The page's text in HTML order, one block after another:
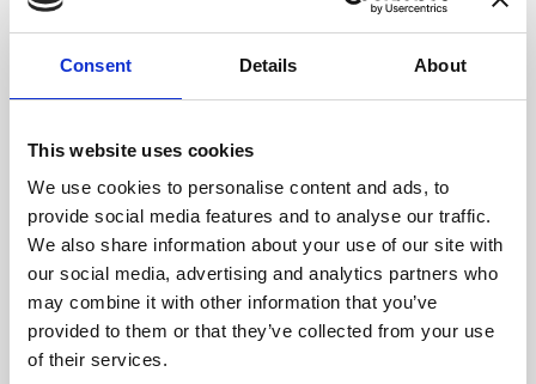
Consent Details About
This website uses cookies
We use cookies to personalise content and ads, to
provide social media features and to analyse our traffic.
We also share information about your use of our site with
our social media, advertising and analytics partners who
may combine it with other information that you’ve
provided to them or that they’ve collected from your use
of their services.
10
aangepaste
nieuwe tunnel
20 minuten
van Bordet naar Albert